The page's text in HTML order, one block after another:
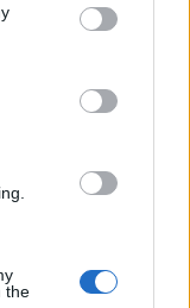
the
«Όταν σου
Ιούλιο